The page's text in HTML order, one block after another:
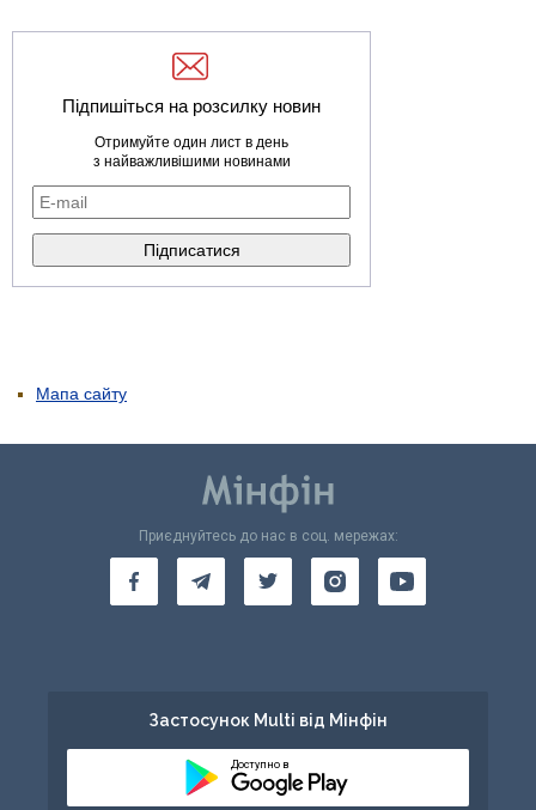
Підпишіться на розсилку новин
Отримуйте один лист в день
з найважливішими новинами
Мапа сайту
Приєднуйтесь до нас в соц. мережах:
Застосунок Multi від Мінфін
Доступно в